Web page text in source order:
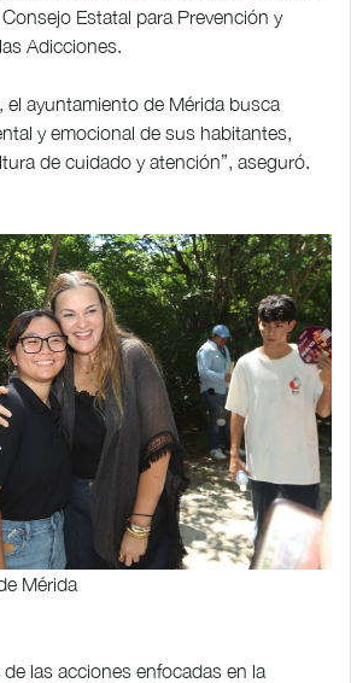
Estatal para Prevención y
Adicciones.
el ayuntamiento de Mérida busca
y emocional de sus habitantes,
de cuidado y atención”, aseguró.
Mérida
las acciones enfocadas en la